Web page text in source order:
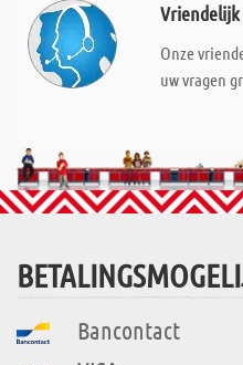
Vriendelijk
Onze
uw vragen
Bancontact